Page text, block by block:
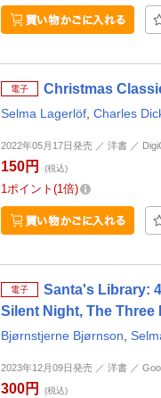
電子 Christmas
Selma Lagerlöf Charles
2022年05月17日発売 ／ 洋書 ／
150円 (税込)
1 ポイント 1倍
電子
Santa's Library:
Silent Night, The
Bjørnstjerne Bjørnson
2023年12月09日発売 ／ 洋書 ／
300円 (税込)